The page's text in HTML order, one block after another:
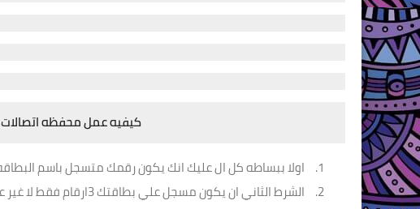
كيفيه عمل محفظه
اولا ببساطه كل ال عليك انك يكون رقمك متسجل باسم
الشرط الثاني ان يكون مسجل علي بطاقتك 3ارقام فقط لا غير علشن تقدر تعمل محفظه